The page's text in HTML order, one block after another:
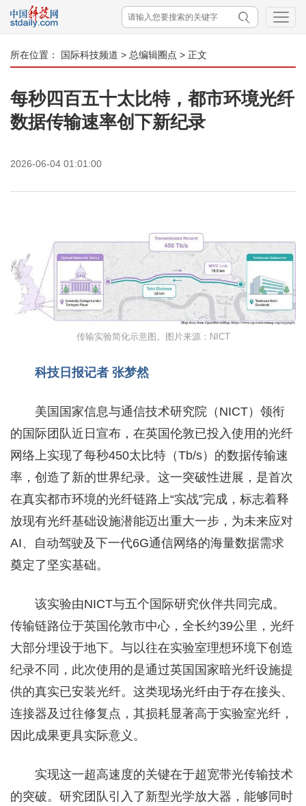
所在位置： 国际科技频道 > 总编辑圈点 > 正文
每秒四百五十太比特，都市环境光纤
数据传输速率创下新纪录
2026-06-04 01:01:00
传输实验简化示意图。图片来源：NICT
科技日报记者 张梦然
美国国家信息与通信技术研究院（NICT）领衔
的国际团队近日宣布，在英国伦敦已投入使用的光纤
网络上实现了每秒450太比特（Tb/s）的数据传输速
率，创造了新的世界纪录。这一突破性进展，是首次
在真实都市环境的光纤链路上“实战”完成，标志着释
放现有光纤基础设施潜能迈出重大一步，为未来应对
AI、自动驾驶及下一代6G通信网络的海量数据需求
奠定了坚实基础。
该实验由NICT与五个国际研究伙伴共同完成。
传输链路位于英国伦敦市中心，全长约39公里，光纤
大部分埋设于地下。与以往在实验室理想环境下创造
纪录不同，此次使用的是通过英国国家暗光纤设施提
供的真实已安装光纤。这类现场光纤由于存在接头、
连接器及过往修复点，其损耗显著高于实验室光纤，
因此成果更具实际意义。
实现这一超高速度的关键在于超宽带光传输技术
的突破。研究团队引入了新型光学放大器，能够同时